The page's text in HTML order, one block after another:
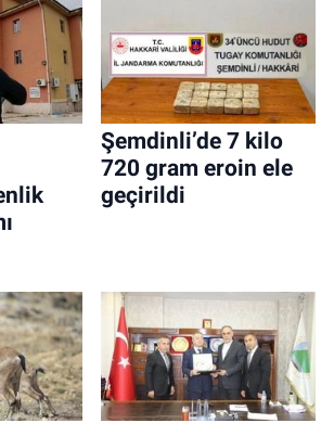
Şemdinli’de 7 kilo
720 gram eroin ele
geçirildi